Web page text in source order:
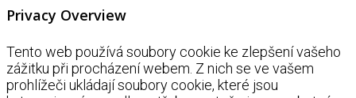
Privacy Overview
Tento web používá soubory cookie ke zlepšení vašeho
zážitku při procházení webem. Z nich se ve vašem
prohlížeči ukládají soubory cookie, které jsou